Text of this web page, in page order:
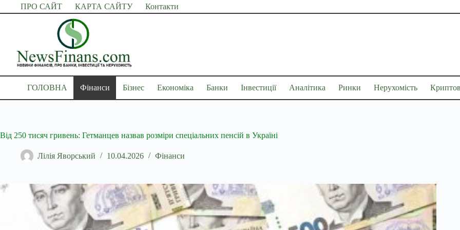
Перейти
до
ПРО САЙТ КАРТА САЙТУ Контакти
ГОЛОВНА Фінанси Бізнес Економіка Банки Інвестиції Аналітика Ринки Нерухомість
Від 250 тисяч гривень: Гетманцев назвав розміри спеціальних пенсій в Україні
Лілія Яворський 10.04.2026 Фінанси